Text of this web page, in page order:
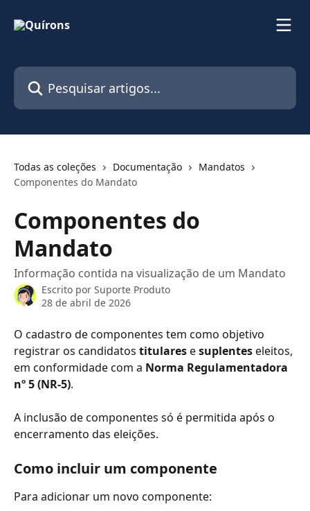
Pesquisar artigos...
Todas as coleções Documentação
Mandatos
Componentes do Mandato
Componentes do
Mandato
Informação contida na visualização de um Mandato
Escrito por Suporte Produto
28 de abril de 2026
O cadastro de componentes tem como objetivo
registrar os candidatos titulares e suplentes eleitos,
em conformidade com a Norma Regulamentadora
nº 5 (NR-5).
A inclusão de componentes só é permitida após o
encerramento das eleições.
Como incluir um componente
Para adicionar um novo componente: